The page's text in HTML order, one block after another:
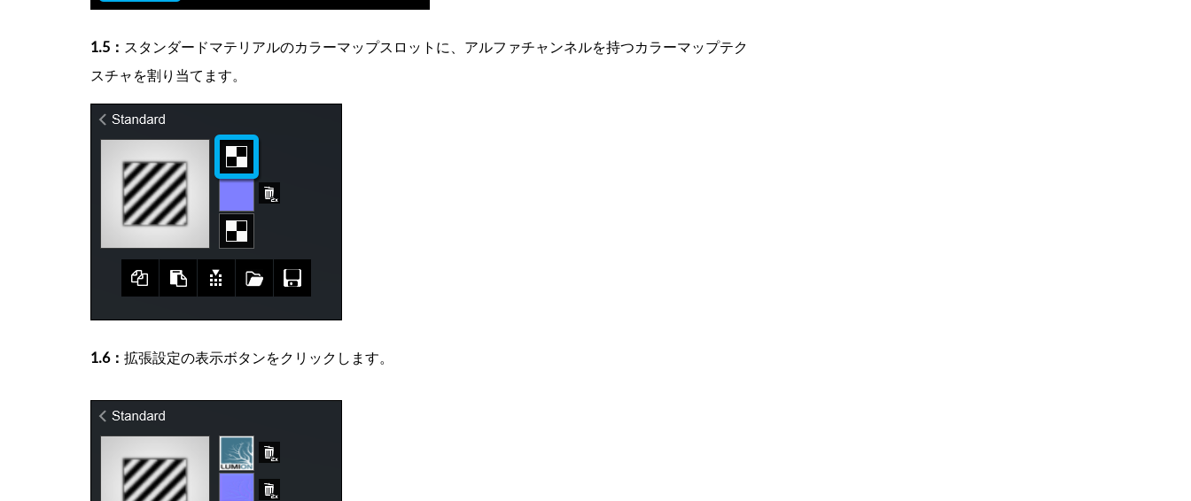
1.5： スタンダードマテリアルのカラーマップスロットに、アルファチャンネルを持つカラーマップテク
スチャを割り当てます。
1.6： 拡張設定の表示ボタンをクリックします。